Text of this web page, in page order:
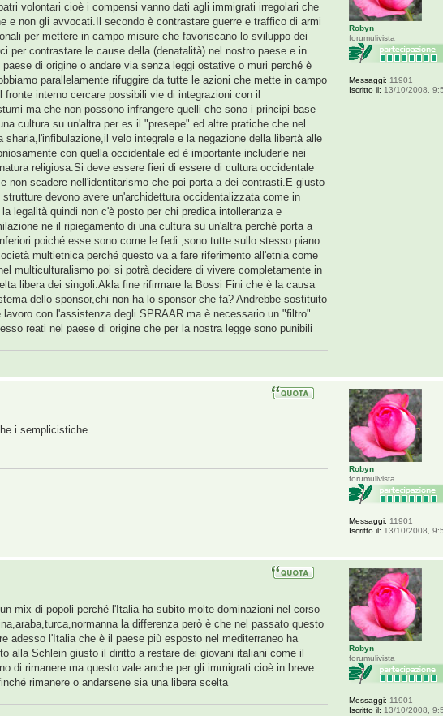
volontari cioè i compensi vanno dati agli immigrati irregolari che
e non gli avvocati.Il secondo è contrastare guerre e traffico di armi
per mettere in campo misure che favoriscano lo sviluppo dei
per contrastare le cause della (denatalità) nel nostro paese e in
di origine o andare via senza leggi ostative o muri perché è
parallelamente rifuggire da tutte le azioni che mette in campo
interno cercare possibili vie di integrazioni con il
ma che non possono infrangere quelli che sono i principi base
cultura su un'altra per es il "presepe" ed altre pratiche che nel
velo integrale e la negazione della libertà alle
con quella occidentale ed è importante includerle nei
religiosa.Si deve essere fieri di essere di cultura occidentale
non scadere nell'identitarismo che poi porta a dei contrasti.E giusto
devono avere un'archidettura occidentalizzata come in
legalità quindi non c'è posto per chi predica intolleranza e
ne il ripiegamento di una cultura su un'altra perché porta a
poiché esse sono come le fedi ,sono tutte sullo stesso piano
multietnica perché questo va a fare riferimento all'etnia come
multiculturalismo poi si potrà decidere di vivere completamente in
libera dei singoli.Akla fine rifirmare la Bossi Fini che è la causa
dello sponsor,chi non ha lo sponsor che fa? Andrebbe sostituito
con l'assistenza degli SPRAAR ma è necessario un "filtro"
reati nel paese di origine che per la nostra legge sono punibili
Robyn
forumulivista
Messaggi: 11901
Iscritto il: 13/10/2008,
i semplicistiche
Robyn
forumulivista
Messaggi: 11901
Iscritto il: 13/10/2008,
mix di popoli perché l'Italia ha subito molte dominazioni nel corso
la differenza però è che nel passato questo
adesso l'Italia che è il paese più esposto nel mediterraneo ha
alla Schlein giusto il diritto a restare dei giovani italiani come il
di rimanere ma questo vale anche per gli immigrati cioè in breve
rimanere o andarsene sia una libera scelta
Robyn
forumulivista
Messaggi: 11901
Iscritto il: 13/10/2008,